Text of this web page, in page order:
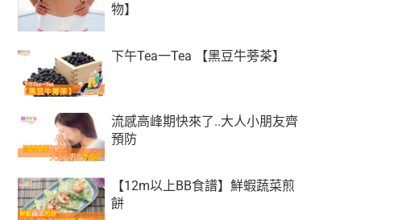
物】
下午Tea一Tea‬ 【黑豆牛蒡茶】
流感高峰期快來了..大人小朋友齊
預防
【12m以上BB食譜】鮮蝦蔬菜煎
餅